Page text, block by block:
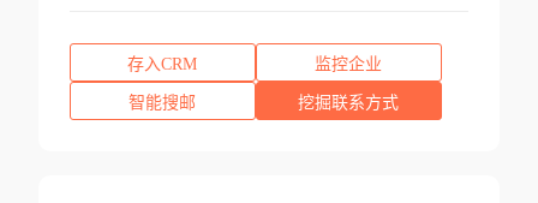
存入CRM 监控企业
智能搜邮 挖掘联系方式